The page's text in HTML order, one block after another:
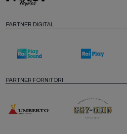
PARTNER DIGITAL
PARTNER FORNITORI